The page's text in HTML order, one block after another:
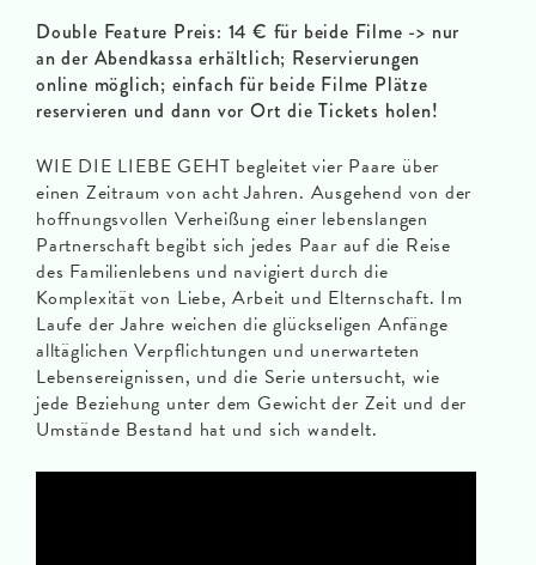
Double Feature Preis: 14 € für beide Filme -> nur
an der Abendkassa erhältlich; Reservierungen
online möglich; einfach für beide Filme Plätze
reservieren und dann vor Ort die Tickets holen!
WIE DIE LIEBE GEHT begleitet vier Paare über
einen Zeitraum von acht Jahren. Ausgehend von der
hoffnungsvollen Verheißung einer lebenslangen
Partnerschaft begibt sich jedes Paar auf die Reise
des Familienlebens und navigiert durch die
Komplexität von Liebe, Arbeit und Elternschaft. Im
Laufe der Jahre weichen die glückseligen Anfänge
alltäglichen Verpflichtungen und unerwarteten
Lebensereignissen, und die Serie untersucht, wie
jede Beziehung unter dem Gewicht der Zeit und der
Umstände Bestand hat und sich wandelt.